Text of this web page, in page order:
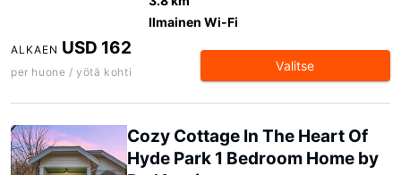
Ilmainen Wi-Fi
ALKAEN USD 162
per huone / yötä kohti Valitse
Cozy Cottage In The Heart Of
Hyde Park 1 Bedroom Home by